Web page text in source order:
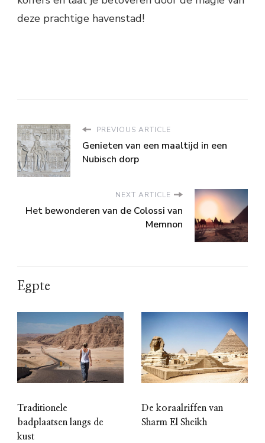
deze prachtige havenstad!
PREVIOUS ARTICLE
Genieten van een maaltijd in een
Nubisch dorp
NEXT ARTICLE
Het bewonderen van de Colossi van
Memnon
Egpte
Traditionele
badplaatsen langs de
kust
De koraalriffen van
Sharm El Sheikh